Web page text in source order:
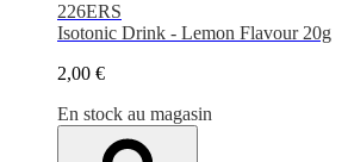
226ERS
Isotonic Drink - Lemon Flavour 20g
2,00 €
En stock au magasin